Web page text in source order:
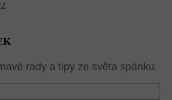
rady a tipy ze světa spánku.